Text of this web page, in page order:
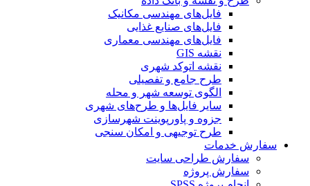
فایل‌های مهندسی مکانیک
فایل‌های صنایع غذایی
فایل‌های مهندسی معماری
نقشه GIS
نقشه اتوکد شهری
طرح جامع و تفصیلی
الگوی توسعه شهر و محله
سایر فایل‌ها و طرح‌های شهری
جزوه و پاورپوینت شهرسازی
طرح توجیهی و امکان سنجی
سفارش خدمات
سفارش طراحی سایت
سفارش پروژه